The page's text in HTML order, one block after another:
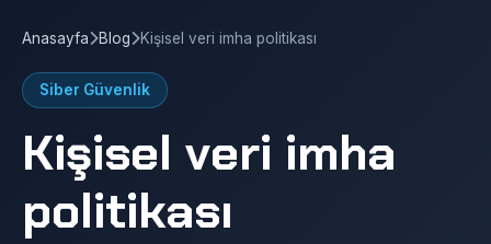
Anasayfa Blog Kişisel veri imha politikası
Siber Güvenlik
Kişisel veri imha
politikası